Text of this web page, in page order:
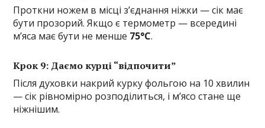
Проткни ножем в місці з’єднання ніжки — сік має
бути прозорий. Якщо є термометр — всередині
м’яса має бути не менше 75°C.
Крок 9: Даємо курці “відпочити”
Після духовки накрий курку фольгою на 10 хвилин
— сік рівномірно розподілиться, і м’ясо стане ще
ніжнішим.